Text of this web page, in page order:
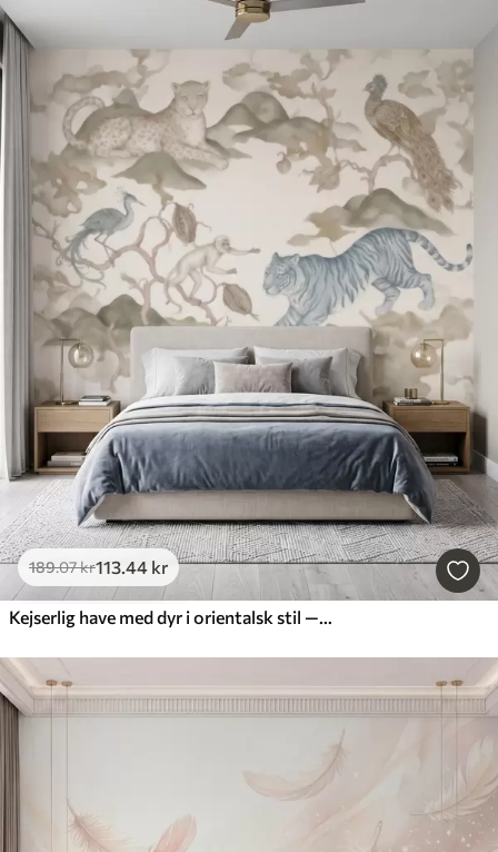
189.07kr113.44 kr
Kejserlig have med dyr i orientalsk stil — abe, leopard, tiger, påfugl og hejre